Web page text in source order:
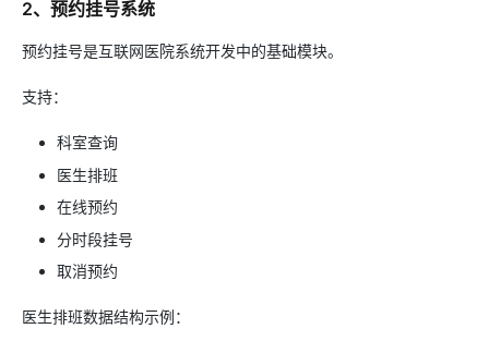
2、预约挂号系统
预约挂号是互联网医院系统开发中的基础模块。
支持：
科室查询
医生排班
在线预约
分时段挂号
取消预约
医生排班数据结构示例：